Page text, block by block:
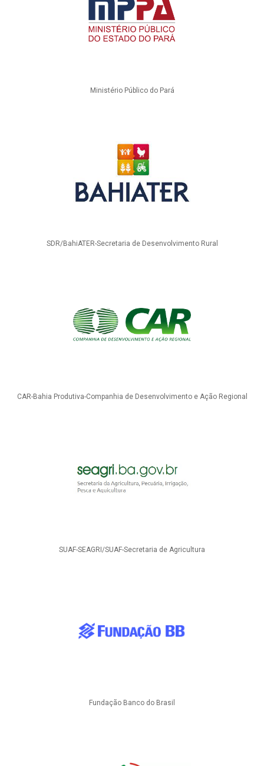
Ministério Público do Pará
SDR/BahiATER-Secretaria de Desenvolvimento Rural
CAR-Bahia Produtiva-Companhia de Desenvolvimento e Ação Regional
SUAF-SEAGRI/SUAF-Secretaria de Agricultura
Fundação Banco do Brasil